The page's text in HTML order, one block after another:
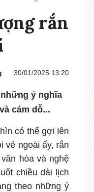
rắn
30/01/2025 13:20
ý nghĩa
cám dỗ...
có thể gợi lên
vẻ ngoài ấy, rắn
hóa và nghệ
chiều dài lịch
theo những ý